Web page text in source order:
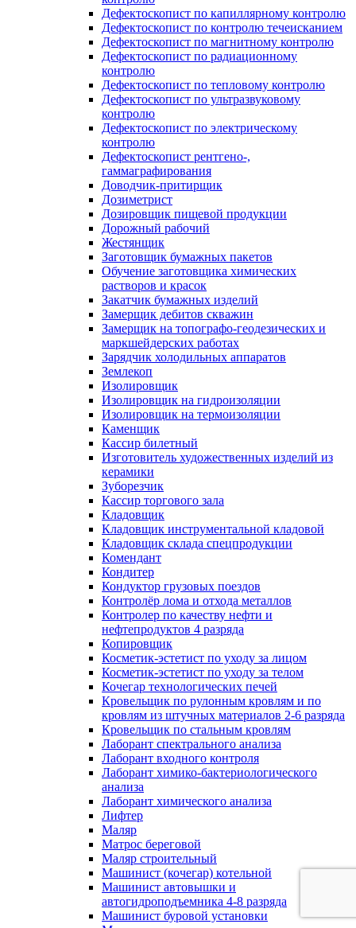
Дефектоскопист по капиллярному контролю
Дефектоскопист по контролю течеисканием
Дефектоскопист по магнитному контролю
Дефектоскопист по радиационному
контролю
Дефектоскопист по тепловому контролю
Дефектоскопист по ультразвуковому
контролю
Дефектоскопист по электрическому
контролю
Дефектоскопист рентгено-,
гаммаграфирования
Доводчик-притирщик
Дозиметрист
Дозировщик пищевой продукции
Дорожный рабочий
Жестянщик
Заготовщик бумажных пакетов
Обучение заготовщика химических
растворов и красок
Закатчик бумажных изделий
Замерщик дебитов скважин
Замерщик на топографо-геодезических и
маркшейдерских работах
Зарядчик холодильных аппаратов
Землекоп
Изолировщик
Изолировщик на гидроизоляции
Изолировщик на термоизоляции
Каменщик
Кассир билетный
Изготовитель художественных изделий из
керамики
Зуборезчик
Кассир торгового зала
Кладовщик
Кладовщик инструментальной кладовой
Кладовщик склада спецпродукции
Комендант
Кондитер
Кондуктор грузовых поездов
Контролёр лома и отхода металлов
Контролер по качеству нефти и
нефтепродуктов 4 разряда
Копировщик
Косметик-эстетист по уходу за лицом
Косметик-эстетист по уходу за телом
Кочегар технологических печей
Кровельщик по рулонным кровлям и по
кровлям из штучных материалов 2-6 разряда
Кровельщик по стальным кровлям
Лаборант спектрального анализа
Лаборант входного контроля
Лаборант химико-бактериологического
анализа
Лаборант химического анализа
Лифтер
Маляр
Матрос береговой
Маляр строительный
Машинист (кочегар) котельной
Машинист автовышки и
автогидроподъемника 4-8 разряда
Машинист буровой установки